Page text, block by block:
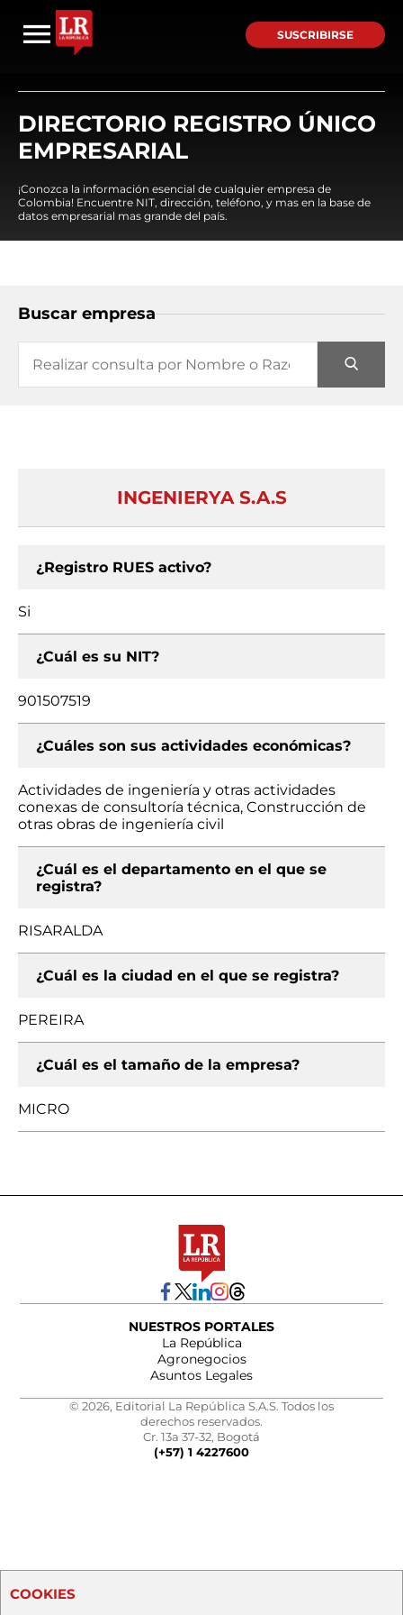
SUSCRIBIRSE
DIRECTORIO REGISTRO ÚNICO
EMPRESARIAL
¡Conozca la información esencial de cualquier empresa de
Colombia! Encuentre NIT, dirección, teléfono, y mas en la base de
datos empresarial mas grande del país.
Buscar empresa
INGENIERYA S.A.S
¿Registro RUES activo?
Si
¿Cuál es su NIT?
901507519
¿Cuáles son sus actividades económicas?
Actividades de ingeniería y otras actividades
conexas de consultoría técnica, Construcción de
otras obras de ingeniería civil
¿Cuál es el departamento en el que se
registra?
RISARALDA
¿Cuál es la ciudad en el que se registra?
PEREIRA
¿Cuál es el tamaño de la empresa?
MICRO
NUESTROS PORTALES
La República
Agronegocios
Asuntos Legales
© 2026, Editorial La República S.A.S. Todos los
derechos reservados.
Cr. 13a 37-32, Bogotá
(+57) 1 4227600
COOKIES